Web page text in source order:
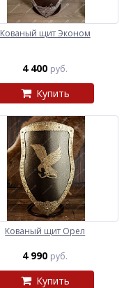
Кованый щит Эконом
4 400 руб.
Купить
Кованый щит Орел
4 990 руб.
Купить